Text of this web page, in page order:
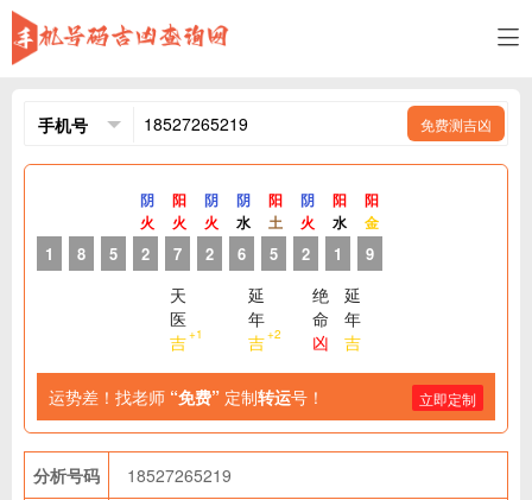
免费测吉凶
1 8 5
阴
火
2
阳
火
7
阴
火
2
天
医
吉+1
阴
水
6
阳
土
5
阴
火
2
延
年
吉+2
阳
水
1
绝
命
凶
阳
金
9
延
年
吉
运势差！找老师 “免费” 定制转运号！ 立即定制
分析号码 18527265219